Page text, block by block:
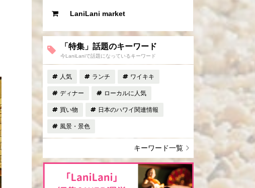
LaniLani market
「特集」話題のキーワード
今LaniLaniで話題になっているキーワード
人気 ランチ ワイキキ
ディナー ローカルに人気
買い物 日本のハワイ関連情報
風景・景色
キーワード一覧